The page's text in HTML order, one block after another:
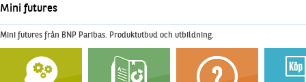
Turbowarranter
Unlimited Turbos
Nya produkter
Dagens urval
Realtidskurser
Knock-plocken
Vi är tennis
Mini futures
Mini futures från BNP Paribas. Produktutbud och utbildning.